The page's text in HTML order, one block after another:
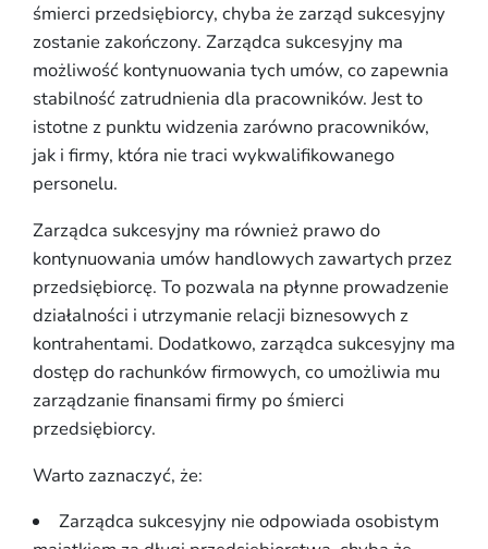
śmierci przedsiębiorcy, chyba że zarząd sukcesyjny
zostanie zakończony. Zarządca sukcesyjny ma
możliwość kontynuowania tych umów, co zapewnia
stabilność zatrudnienia dla pracowników. Jest to
istotne z punktu widzenia zarówno pracowników,
jak i firmy, która nie traci wykwalifikowanego
personelu.
Zarządca sukcesyjny ma również prawo do
kontynuowania umów handlowych zawartych przez
przedsiębiorcę. To pozwala na płynne prowadzenie
działalności i utrzymanie relacji biznesowych z
kontrahentami. Dodatkowo, zarządca sukcesyjny ma
dostęp do rachunków firmowych, co umożliwia mu
zarządzanie finansami firmy po śmierci
przedsiębiorcy.
Warto zaznaczyć, że:
Zarządca sukcesyjny nie odpowiada osobistym